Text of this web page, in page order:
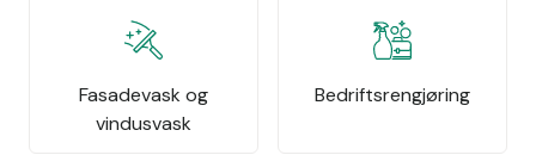
Fasadevask og
vindusvask
Bedriftsrengjøring